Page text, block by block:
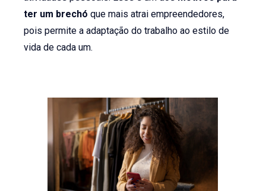
ter um brechó que mais atrai empreendedores,
pois permite a adaptação do trabalho ao estilo de
vida de cada um.